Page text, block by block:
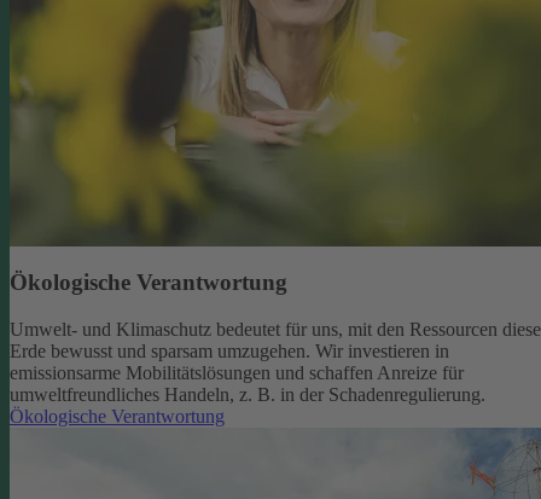
Ökologische Verantwortung
Umwelt- und Klimaschutz bedeutet für uns, mit den Ressourcen
Erde bewusst und sparsam umzugehen. Wir investieren in
emissionsarme Mobilitätslösungen und schaffen Anreize für
umweltfreundliches Handeln, z. B. in der Schadenregulierung.
Ökologische Verantwortung